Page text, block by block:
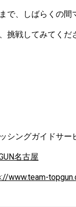
で、しばらくの間
挑戦してみてくだ
シングガイドサー
名古屋
www.team-